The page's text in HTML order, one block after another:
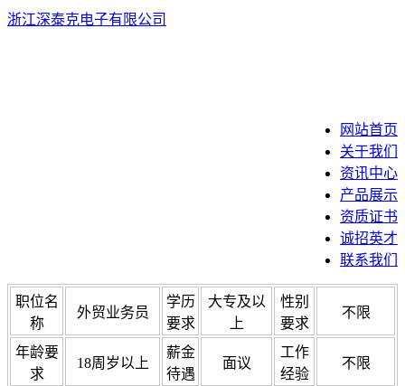
浙江深泰克电子有限公司
网站首页
关于我们
资讯中心
产品展示
资质证书
诚招英才
联系我们
职位名
称
外贸业务员
学历
要求
大专及以
上
性别
要求
不限
年龄要
求
18周岁以上
薪金
待遇
面议
工作
经验
不限